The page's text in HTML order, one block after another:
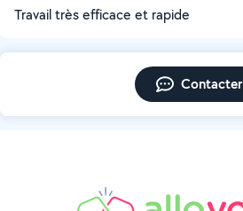
Travail très efficace et rapide
Contacter